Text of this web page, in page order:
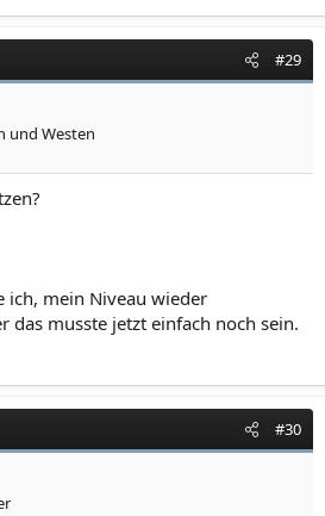
#29
und Westen
ich, mein Niveau wieder
das musste jetzt einfach noch sein.
#30